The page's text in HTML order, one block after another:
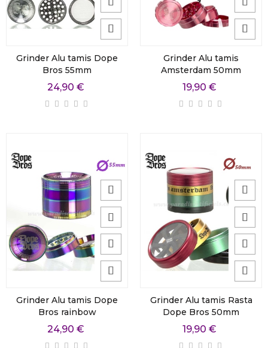
Grinder Alu tamis Dope
Bros 55mm
24,90 €
Grinder Alu tamis
Amsterdam 50mm
19,90 €
Grinder Alu tamis Dope
Bros rainbow
24,90 €
Grinder Alu tamis Rasta
Dope Bros 50mm
19,90 €